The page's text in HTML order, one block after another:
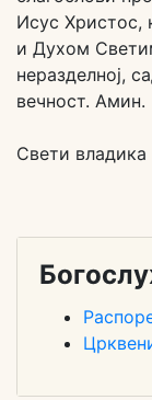
Исус Христос,
и Духом
неразделној,
вечност. Амин.
Свети владика